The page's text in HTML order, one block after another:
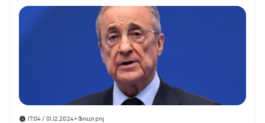
17:04 / 01.12.2024• Ֆուտբոլ